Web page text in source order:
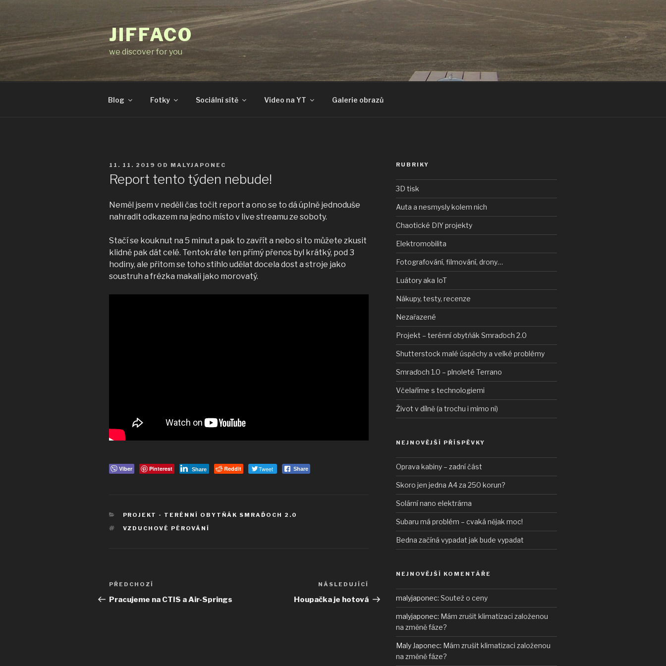
webu
JIFFACO
we discover for you
Blog Fotky Sociální sítě Video na YT Galerie obrazů
PUBLIKOVÁNO
11. 11. 2019 OD MALYJAPONEC
Report tento týden nebude!
Neměl jsem v neděli čas točit report a ono se to dá úplně jednoduše
nahradit odkazem na jedno místo v live streamu ze soboty.
Stačí se kouknut na 5 minut a pak to zavřít a nebo si to můžete zkusit
klidně pak dát celé. Tentokráte ten přímý přenos byl krátký, pod 3
hodiny, ale přitom se toho stihlo udělat docela dost a stroje jako
soustruh a frézka makali jako morovatý.
Viber Pinterest Share Reddit Tweet Share
RUBRIKY
PROJEKT - TERÉNNÍ OBYTŇÁK SMRAĎOCH 2.0
ŠTÍTKY
VZDUCHOVÉ PÉROVÁNÍ
Navigace
pro
Předchozí
příspěvek
PŘEDCHOZÍ
Pracujeme na CTIS a Air-Springs
příspěvek
NÁSLEDUJÍCÍ
Houpačka je hotová
RUBRIKY
3D tisk
Auta a nesmysly kolem nich
Chaotické DIY projekty
Elektromobilita
Fotografování, filmování, drony…
Luátory aka IoT
Nákupy, testy, recenze
Nezařazené
Projekt – terénní obytňák Smraďoch 2.0
Shutterstock malé úspěchy a velké problémy
Smraďoch 1.0 – plnoleté Terrano
Včelaříme s technologiemi
Život v dílně (a trochu i mimo ni)
NEJNOVĚJŠÍ PŘÍSPĚVKY
Oprava kabiny – zadní část
Skoro jen jedna A4 za 250 korun?
Solární nano elektrárna
Subaru má problém – cvaká nějak moc!
Bedna začíná vypadat jak bude vypadat
NEJNOVĚJŠÍ KOMENTÁŘE
malyjaponec: Soutež o ceny
malyjaponec: Mám zrušit klimatizaci založenou
na změně fáze?
Maly Japonec: Mám zrušit klimatizaci založenou
na změně fáze?